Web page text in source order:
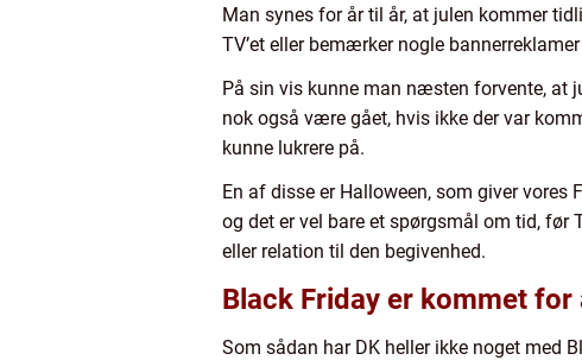
Man synes for år til år, at julen kommer
TV’et eller bemærker nogle
På sin vis kunne man næsten forvente, at
nok også være gået, hvis ikke der var
kunne lukrere på.
En af disse er Halloween, som giver
og det er vel bare et spørgsmål om tid,
eller relation til den begivenhed.
Black Friday er kommet for
Som sådan har DK heller ikke noget med